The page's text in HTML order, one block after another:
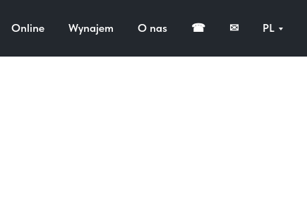
Online Wynajem O nas ☎ ✉ PL